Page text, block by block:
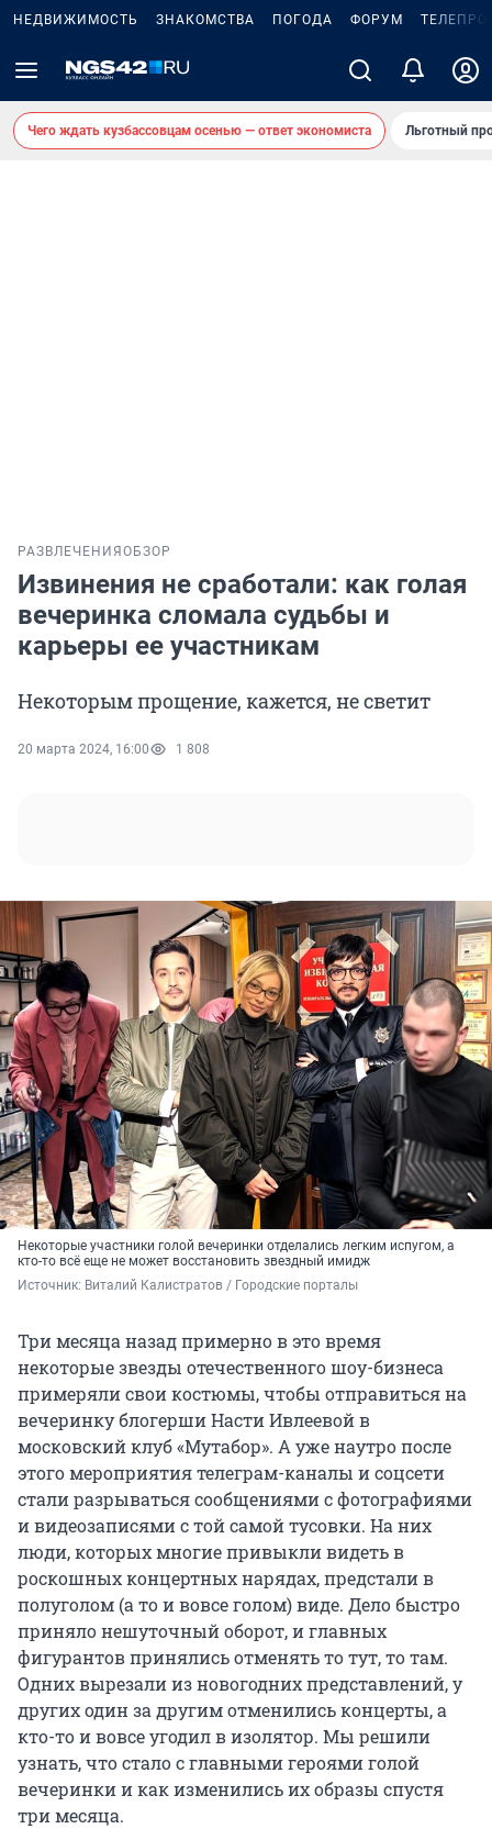
НЕДВИЖИМОСТЬ ЗНАКОМСТВА ПОГОДА ФОРУМ
Чего ждать кузбассовцам осенью — ответ экономиста Льготный
РАЗВЛЕЧЕНИЯ ОБЗОР
Извинения не сработали: как голая
вечеринка сломала судьбы и
карьеры ее участникам
Некоторым прощение, кажется, не светит
20 марта 2024, 16:00 1 808
Некоторые участники голой вечеринки отделались легким испугом, а
кто-то всё еще не может восстановить звездный имидж
Источник: Виталий Калистратов / Городские порталы
Три месяца назад примерно в это время
некоторые звезды отечественного шоу-бизнеса
примеряли свои костюмы, чтобы отправиться на
вечеринку блогерши Насти Ивлеевой в
московский клуб «Мутабор». А уже наутро после
этого мероприятия телеграм-каналы и соцсети
стали разрываться сообщениями с фотографиями
и видеозаписями с той самой тусовки. На них
люди, которых многие привыкли видеть в
роскошных концертных нарядах, предстали в
полуголом (а то и вовсе голом) виде. Дело быстро
приняло нешуточный оборот, и главных
фигурантов принялись отменять то тут, то там.
Одних вырезали из новогодних представлений, у
других один за другим отменились концерты, а
кто-то и вовсе угодил в изолятор. Мы решили
узнать, что стало с главными героями голой
вечеринки и как изменились их образы спустя
три месяца.